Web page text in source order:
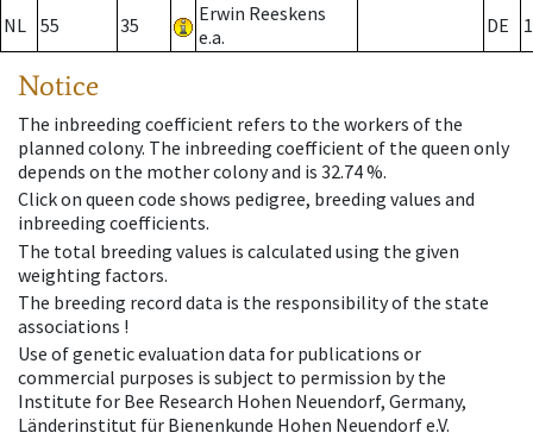
NL 55 35
Erwin Reeskens
e.a.
DE
Notice
The inbreeding coefficient refers to the workers of the
planned colony. The inbreeding coefficient of the queen only
depends on the mother colony and is 32.74 %.
Click on queen code shows pedigree, breeding values and
inbreeding coefficients.
The total breeding values is calculated using the given
weighting factors.
The breeding record data is the responsibility of the state
associations !
Use of genetic evaluation data for publications or
commercial purposes is subject to permission by the
Institute for Bee Research Hohen Neuendorf, Germany,
Länderinstitut für Bienenkunde Hohen Neuendorf e.V.